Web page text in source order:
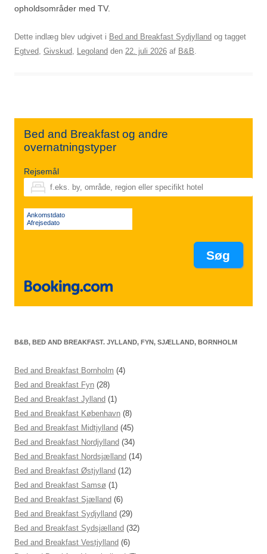
opholdsområder med TV.
Dette indlæg blev udgivet i Bed and Breakfast Sydjylland og tagget
Egtved, Givskud, Legoland den 22. juli 2026 af B&B.
Bed and Breakfast og andre
overnatningstyper
Rejsemål
Ankomstdato
Afrejsedato
B&B, BED AND BREAKFAST. JYLLAND, FYN, SJÆLLAND, BORNHOLM
Bed and Breakfast Bornholm (4)
Bed and Breakfast Fyn (28)
Bed and Breakfast Jylland (1)
Bed and Breakfast København (8)
Bed and Breakfast Midtjylland (45)
Bed and Breakfast Nordjylland (34)
Bed and Breakfast Nordsjælland (14)
Bed and Breakfast Østjylland (12)
Bed and Breakfast Samsø (1)
Bed and Breakfast Sjælland (6)
Bed and Breakfast Sydjylland (29)
Bed and Breakfast Sydsjælland (32)
Bed and Breakfast Vestjylland (6)